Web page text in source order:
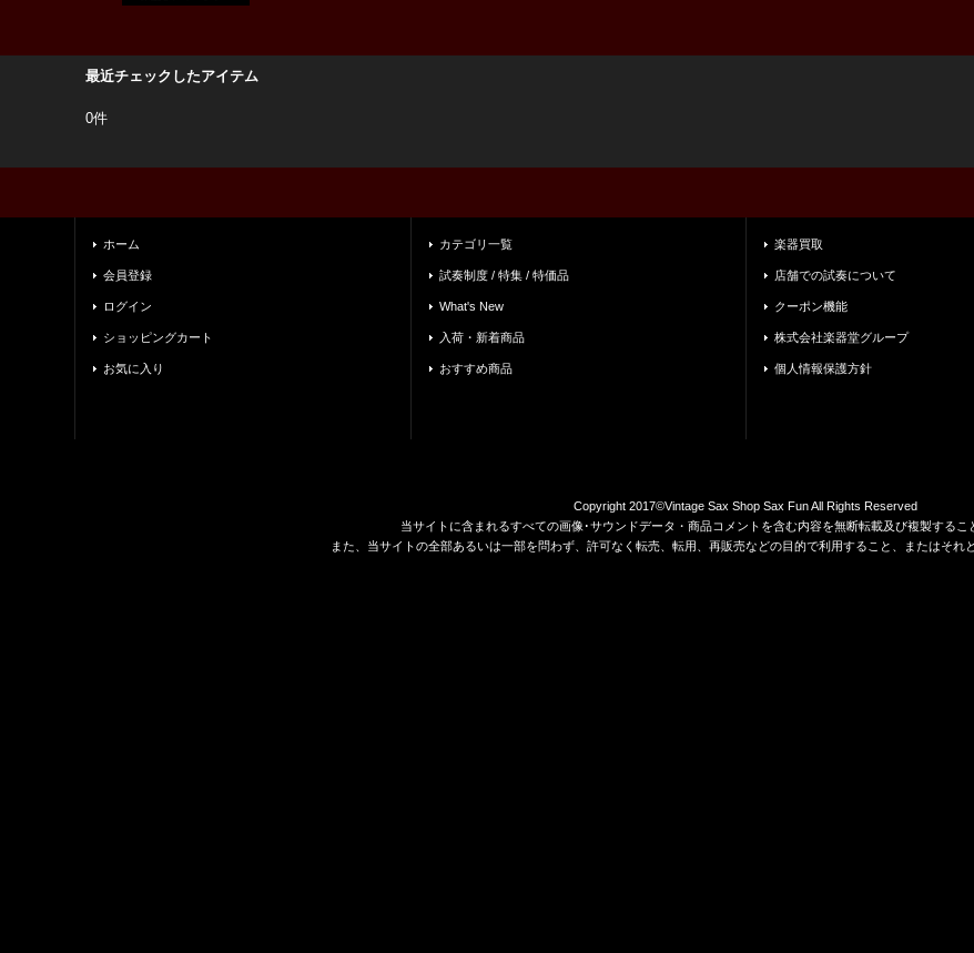
最近チェックしたアイテム
0件
ホーム
会員登録
ログイン
ショッピングカート
お気に入り
カテゴリ一覧
試奏制度 / 特集 / 特価品
What's New
入荷・新着商品
おすすめ商品
楽器買取
店舗での試奏について
クーポン機能
株式会社楽器堂グループ
個人情報保護方針
Copyright 2017©Vintage Sax Shop Sax Fun All Rights Reserved
当サイトに含まれるすべての画像･サウンドデータ・商品コメントを含む内容を無断転載及び複製するこ
また、当サイトの全部あるいは一部を問わず、許可なく転売、転用、再販売などの目的で利用すること、またはそれ